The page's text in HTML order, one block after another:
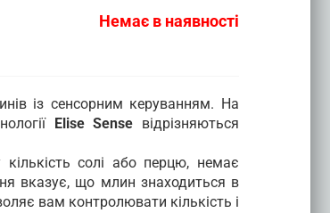
Немає в наявності
із сенсорним керуванням. На
Elise Sense відрізняються
солі або перцю, немає
вказує, що млин знаходиться в
вам контролювати кількість і